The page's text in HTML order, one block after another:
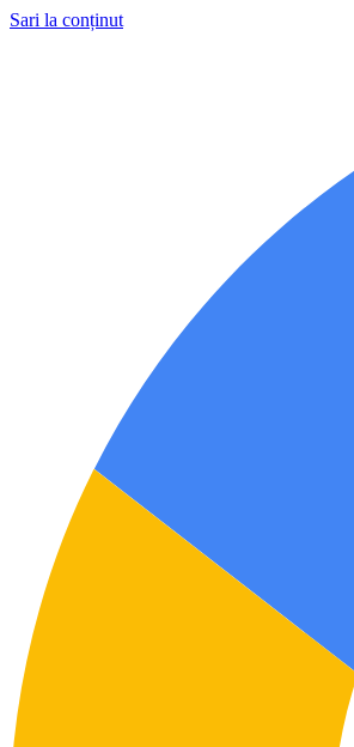
Sari la conținut